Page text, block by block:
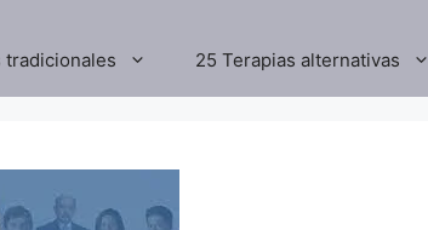
tradicionales 25 Terapias alternativas